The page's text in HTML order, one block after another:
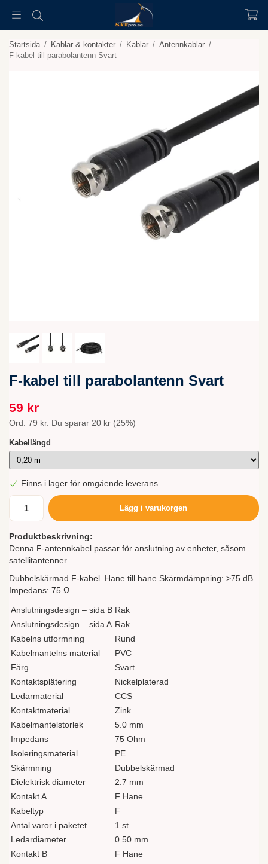
Startsida / Kablar & kontakter / Kablar / Antennkablar /
F-kabel till parabolantenn Svart
F-kabel till parabolantenn Svart
59 kr
Ord. 79 kr. Du sparar 20 kr (25%)
Kabellängd
Finns i lager för omgående leverans
Lägg i varukorgen
Produktbeskrivning:
Denna F-antennkabel passar för anslutning av enheter, såsom
satellitantenner.
Dubbelskärmad F-kabel. Hane till hane.Skärmdämpning: >75 dB.
Impedans: 75 Ω.
Anslutningsdesign – sida B Rak
Anslutningsdesign – sida A Rak
Kabelns utformning
Rund
Kabelmantelns material
PVC
Färg
Svart
Kontaktsplätering
Nickelplaterad
Ledarmaterial
CCS
Kontaktmaterial
Zink
Kabelmantelstorlek
5.0 mm
Impedans
75 Ohm
Isoleringsmaterial
PE
Skärmning
Dubbelskärmad
Dielektrisk diameter
2.7 mm
Kontakt A
F Hane
Kabeltyp
F
Antal varor i paketet
1 st.
Ledardiameter
0.50 mm
Kontakt B
F Hane